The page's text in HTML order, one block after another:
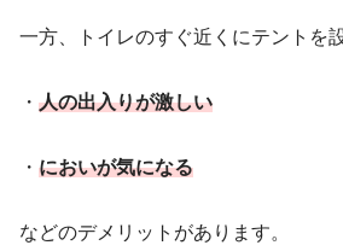
一方、トイレのすぐ近くにテントを
・ 人の出入りが激しい
・ においが気になる
などのデメリットがあります。